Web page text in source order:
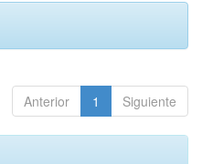
Anterior 1 Siguiente